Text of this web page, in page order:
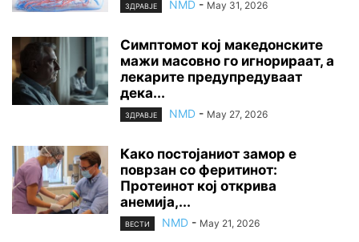
ЗДРАВЈЕ NMD - May 31, 2026
Симптомот кој македонските
мажи масовно го игнорираат, а
лекарите предупредуваат
дека...
ЗДРАВЈЕ NMD - May 27, 2026
Како постојаниот замор е
поврзан со феритинот:
Протеинот кој открива
анемија,...
ВЕСТИ NMD - May 21, 2026